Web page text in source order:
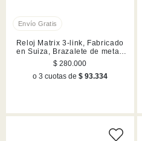
Reloj Matrix 3-link, Fabricado
en Suiza, Brazalete de metal,
Plateado, Acero inoxidable
$ 280.000
o 3 cuotas de $ 93.334